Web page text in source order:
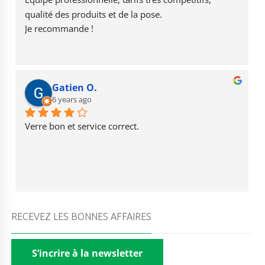
k
qualité des produits et de la pose.
Je recommande !
Gatien O.
6 years ago
Verre bon et service correct.
RECEVEZ LES BONNES AFFAIRES
S’incrire à la newsletter